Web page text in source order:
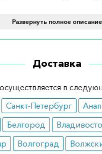
продукт в
для детей
возраста, беременным
необходимо
с врачом.
Развернуть полное описание
Доставка
в
Санкт-Петербург
Белгород
Волгоград